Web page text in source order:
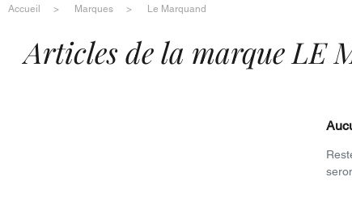
Accueil Marques Le Marquand
Articles de la marque LE